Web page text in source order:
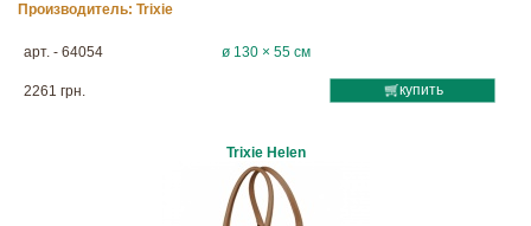
Производитель: Trixie
арт. - 64054 ø 130 × 55 см
2261 грн. купить
Trixie Helen